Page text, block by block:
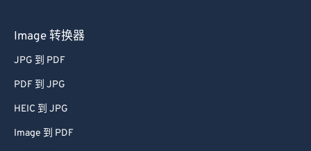
Image 转换器
JPG 到 PDF
PDF 到 JPG
HEIC 到 JPG
Image 到 PDF